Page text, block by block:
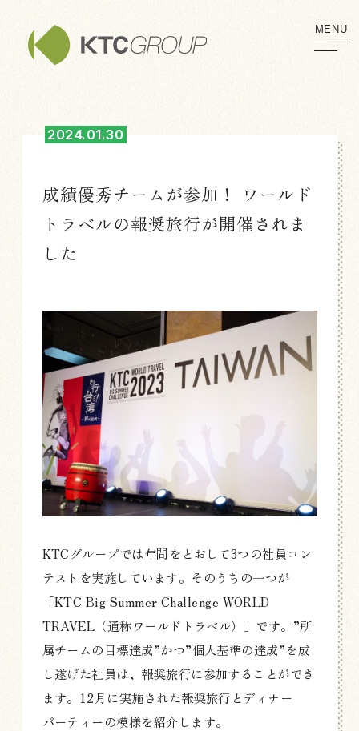
MENU
成績優秀チームが参加！
ワールド
トラベルの報奨旅行が開催されま
した
2024.01.30
KTCグループでは年間をとおして3つの社員コン
テストを実施しています。そのうちの一つが
「KTC Big Summer Challenge WORLD
TRAVEL（通称ワールドトラベル）」です。”所
属チームの目標達成”かつ”個人基準の達成”を成
し遂げた社員は、報奨旅行に参加することができ
ます。12月に実施された報奨旅行とディナー
パーティーの模様を紹介します。